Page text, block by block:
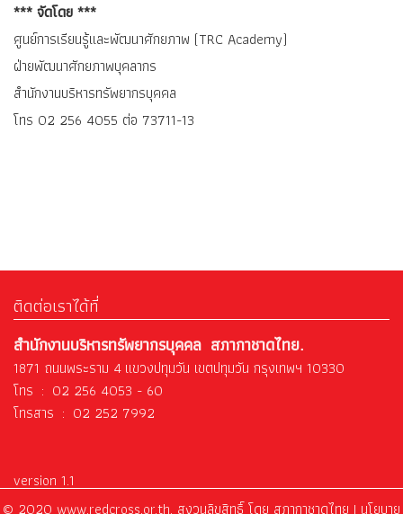
*** จัดโดย ***
ศูนย์การเรียนรู้และพัฒนาศักยภาพ (TRC Academy)
ฝ่ายพัฒนาศักยภาพบุคลากร
สำนักงานบริหารทรัพยากรบุคคล
โทร 02 256 4055 ต่อ 73711-13
ติดต่อเราได้ที่
สำนักงานบริหารทรัพยากรบุคคล สภากาชาดไทย.
1871 ถนนพระราม 4 แขวงปทุมวัน เขตปทุมวัน กรุงเทพฯ 10330
โทร : 02 256 4053 - 60
โทรสาร : 02 252 7992
version 1.1
© 2020 www.redcross.or.th. สงวนลิขสิทธิ์ โดย สภากาชาดไทย | นโยบาย